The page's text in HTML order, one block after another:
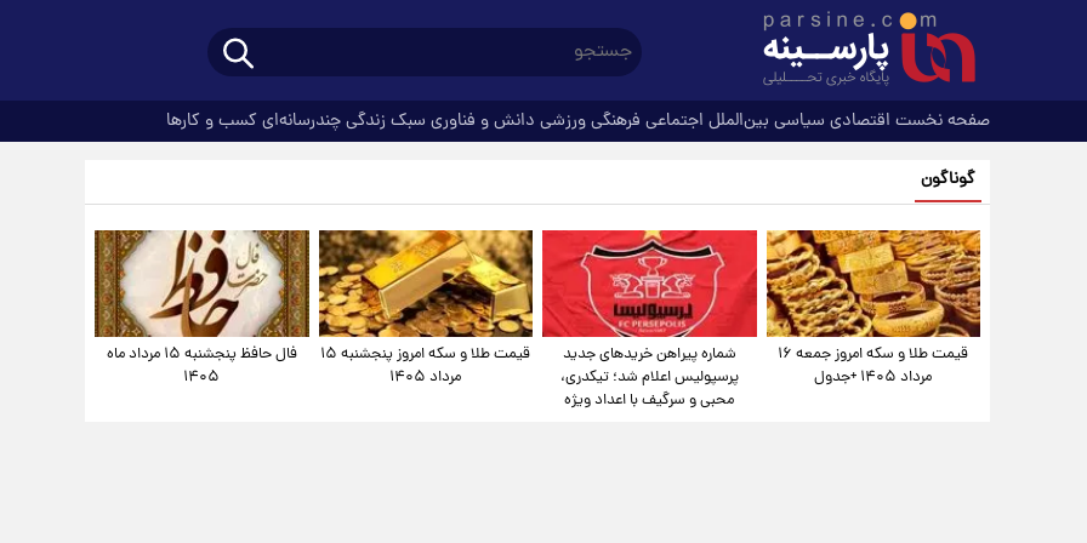
صفحه نخست اقتصادی سیاسی بین‌الملل اجتماعی فرهنگیورزشی دانش و فناوری سبک زندگیچندرسانه‌ای کسب و کارها
گوناگون
قیمت طلا و سکه امروز جمعه ۱۶
مرداد ۱۴۰۵ +جدول
شماره پیراهن خریدهای جدید
پرسپولیس اعلام شد؛ تیکدری،
محبی و سرگیف با اعداد ویژه
قیمت طلا و سکه امروز پنجشنبه ۱۵
مرداد ۱۴۰۵
فال حافظ پنجشنبه ۱۵ مرداد ماه
۱۴۰۵